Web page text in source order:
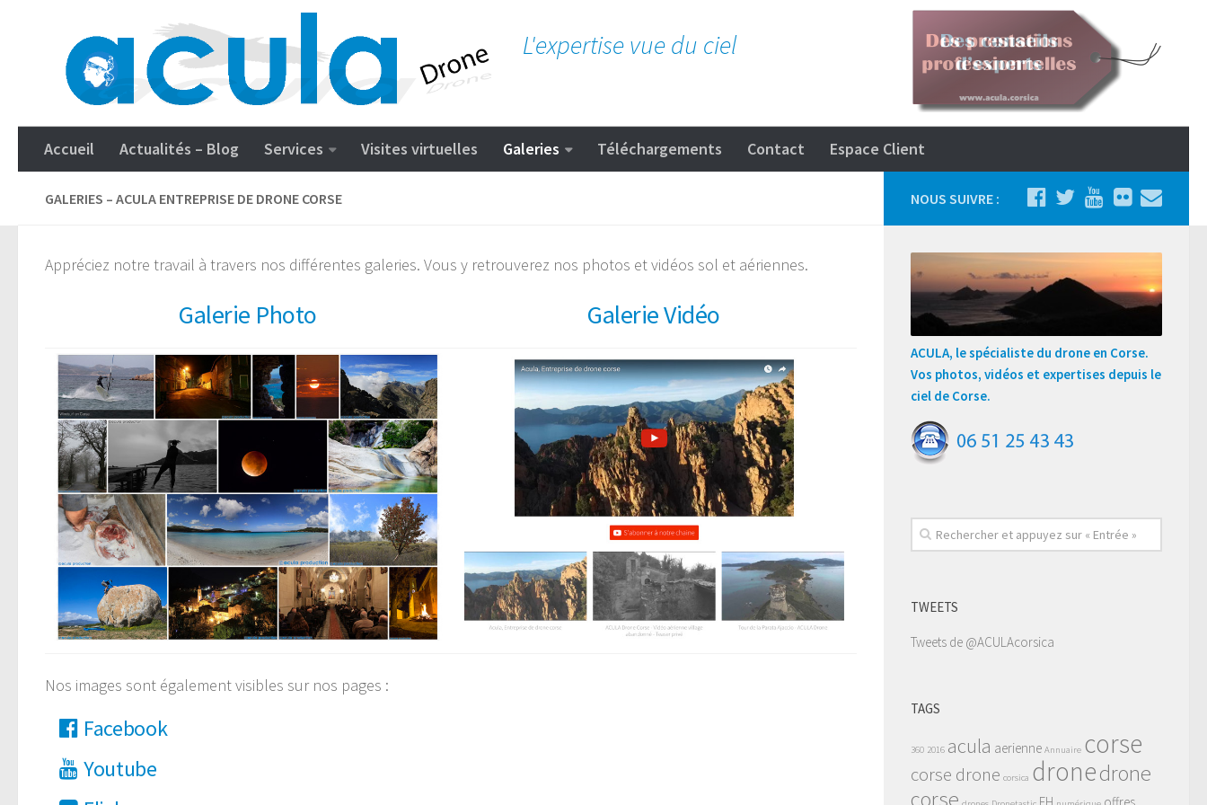
L'expertise vue du ciel
Accueil Actualités – Blog Services Visites virtuelles Galeries Téléchargements Contact Espace Client
GALERIES – ACULA ENTREPRISE DE DRONE CORSE
Appréciez notre travail à travers nos différentes galeries. Vous y retrouverez nos photos et vidéos sol et aériennes.
Galerie Photo Galerie Vidéo
Nos images sont également visibles sur nos pages :
Facebook
Youtube
NOUS SUIVRE :
ACULA, le spécialiste du drone en Corse.
Vos photos, vidéos et expertises depuis le
ciel de Corse.
TWEETS
Tweets de @ACULAcorsica
TAGS
360 2016 acula aerienne Annuaire corse
corse drone corsica dronedrone